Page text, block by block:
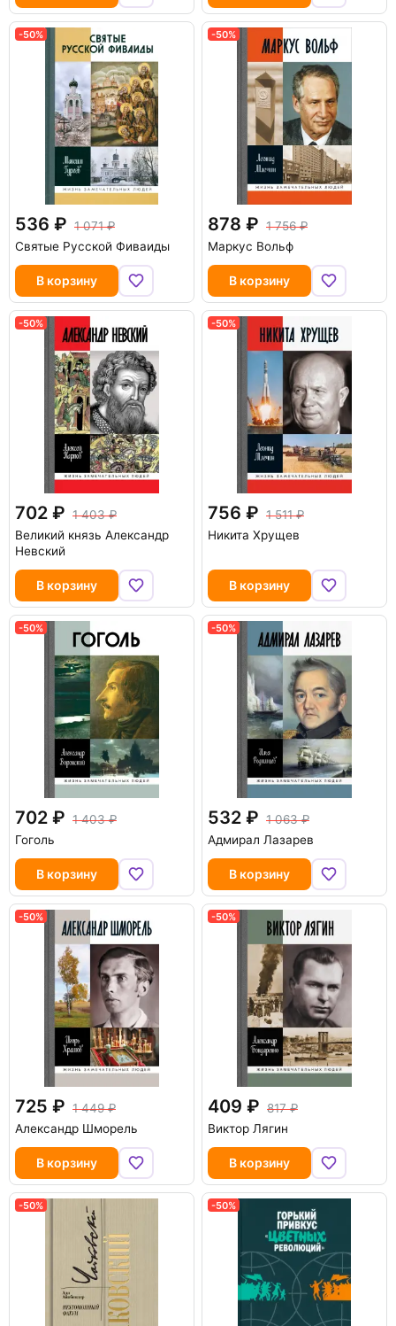
-50%
536
1 071
Святые Русской Фиваиды
В корзину
-50%
878
1 756
Маркус Вольф
В корзину
-50%
702
1 403
Великий князь Александр
Невский
В корзину
-50%
756
1 511
Никита Хрущев
В корзину
-50%
702
1 403
Гоголь
В корзину
-50%
532
1 063
Адмирал Лазарев
В корзину
-50%
725
1 449
Александр Шморель
В корзину
-50%
409
817
Виктор Лягин
В корзину
-50% -50%